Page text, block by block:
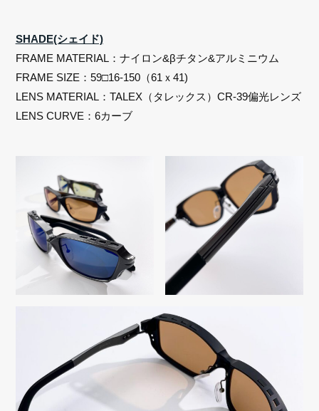
SHADE(シェイド)
FRAME MATERIAL：ナイロン&βチタン&アルミニウム
FRAME SIZE：59□16-150（61ｘ41)
LENS MATERIAL：TALEX（タレックス）CR-39偏光レンズ
LENS CURVE：6カーブ